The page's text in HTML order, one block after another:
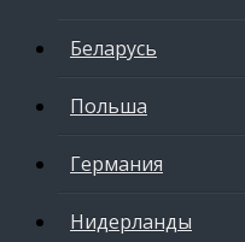
Беларусь
Польша
Германия
Нидерланды